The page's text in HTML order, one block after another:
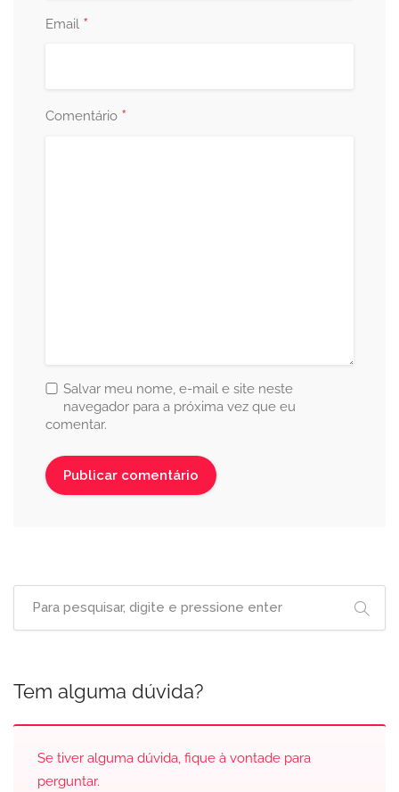
Email *
Comentário *
Salvar meu nome, e-mail e site neste
navegador para a próxima vez que eu
comentar.
Tem alguma dúvida?
Se tiver alguma dúvida, fique à vontade para
perguntar.